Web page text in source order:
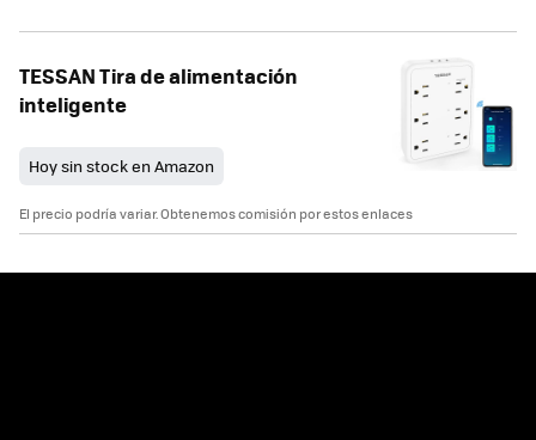
TESSAN Tira de alimentación
inteligente
Hoy sin stock en Amazon
El precio podría variar. Obtenemos comisión por estos enlaces